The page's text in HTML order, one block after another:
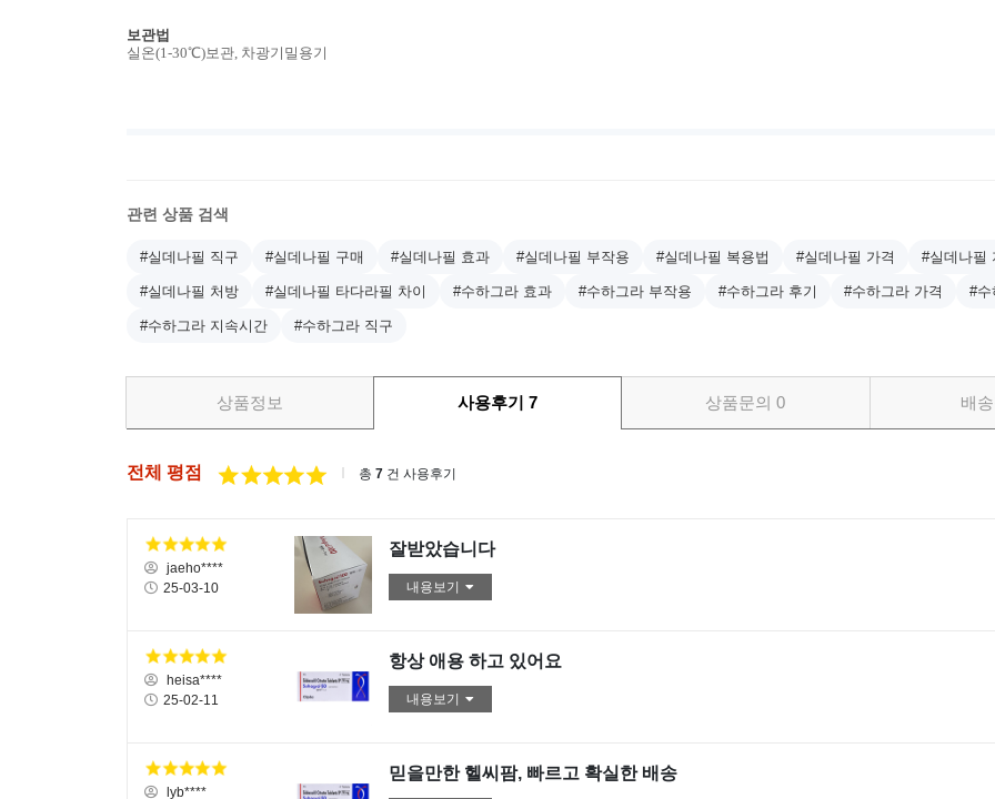
보관법
실온(1-30℃)보관, 차광기밀용기
관련 상품 검색
#실데나필 직구 #실데나필 구매 #실데나필 효과 #실데나필 부작용 #실데나필 복용법 #실데나필 가격 #실데나필
#실데나필 처방 #실데나필 타다라필 차이 #수하그라 효과 #수하그라 부작용 #수하그라 후기 #수하그라 가격 #수
#수하그라 지속시간 #수하그라 직구
상품정보 사용후기7 상품문의0 배
전체 평점 총 7 건 사용후기
잘받았습니다
내용보기
jaeho****
25-03-10
항상 애용 하고 있어요
내용보기
heisa****
25-02-11
믿을만한 헬씨팜, 빠르고 확실한 배송
lyb****